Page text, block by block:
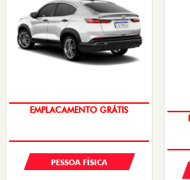
OPORTUNIDADE
PESSOA FÍSICA